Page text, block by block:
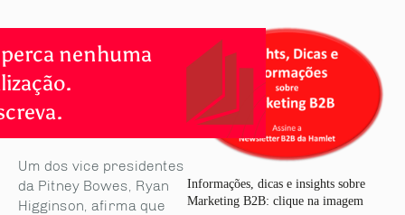
Informações, dicas e insights sobre
Marketing B2B: clique na imagem
nenhuma
Um dos vice presidentes
da Pitney Bowes, Ryan
Higginson, afirma que